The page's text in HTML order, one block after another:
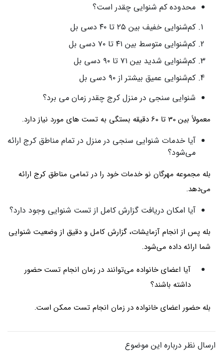
محدوده کم شنوایی چقدر است؟
کم‌شنوایی خفیف بین ۲۵ تا ۴۰ دسی بل
کم‌شنوایی متوسط بین ۴۱ تا ۷۰ دسی بل
کم‌شنوایی شدید بین ۷۱ تا ۹۰ دسی بل
کم‌شنوایی عمیق بیشتر از ۹۰ دسی بل
شنوایی سنجی در منزل کرج چقدر زمان می برد؟
معمولاً بین 30 تا 60 دقیقه بستگی به تست های مورد نیاز دارد.
آیا خدمات شنوایی سنجی در منزل در تمام مناطق کرج ارائه
می‌شود؟
بله مجموعه مهرگان نو خدمات خود را در تمامی مناطق کرج ارائه
می‌دهد.
آیا امکان دریافت گزارش کامل از تست شنوایی وجود دارد؟
بله پس از انجام آزمایشات، گزارش کامل و دقیق از وضعیت شنوایی
شما ارائه داده می‌شود.
آیا اعضای خانواده می‌توانند در زمان انجام تست حضور
داشته باشند؟
بله حضور اعضای خانواده در زمان انجام تست ممکن است.
ارسال نظر درباره این موضوع